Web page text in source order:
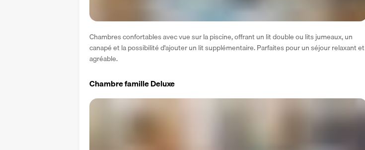
Chambres confortables avec vue sur la piscine, offrant un lit double ou lits jumeaux, un
canapé et la possibilité d'ajouter un lit supplémentaire. Parfaites pour un séjour relaxant et
agréable.
Chambre famille Deluxe